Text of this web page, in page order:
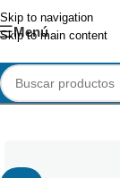
Skip to navigation
Skip to main content
Menú